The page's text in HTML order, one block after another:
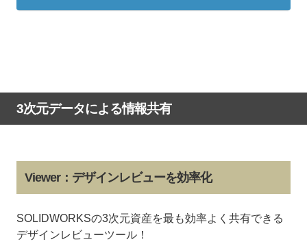
3次元データによる情報共有
Viewer：デザインレビューを効率化
SOLIDWORKSの3次元資産を最も効率よく共有できる
デザインレビューツール！